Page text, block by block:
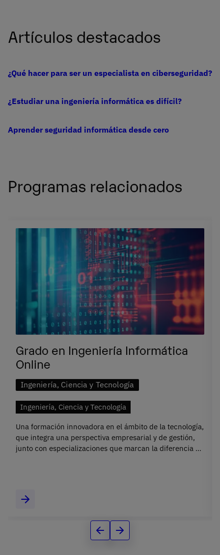
Artículos destacados
¿Qué hacer para ser un especialista en ciberseguridad?
¿Estudiar una ingeniería informática es difícil?
Aprender seguridad informática desde cero
Programas relacionados
Grado en Ingeniería Informática
Online
Ingeniería, Ciencia y Tecnología
Ingeniería, Ciencia y Tecnología
Una formación innovadora en el ámbito de la tecnología,
que integra una perspectiva empresarial y de gestión,
junto con especializaciones que marcan la diferencia en